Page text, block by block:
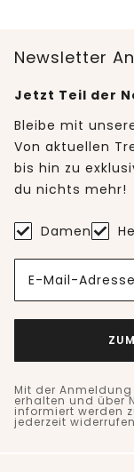
Newsletter
Jetzt Teil der
Bleibe mit
Von aktuellen
bis hin zu
du nichts mehr!
Damen
E-Mail-
Mit der
erhalten und über
informiert werden
jederzeit